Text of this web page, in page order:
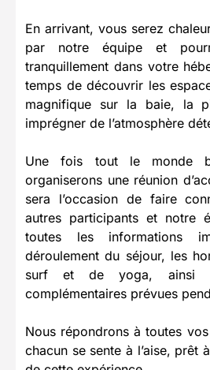
En arrivant, vous serez
par notre équipe et
tranquillement dans votre
temps de découvrir les
magnifique sur la baie, la
imprégner de l’atmosphère
Une fois tout le monde
organiserons une réunion
sera l’occasion de faire
autres participants et notre
toutes les informations
déroulement du séjour, les
surf et de yoga, ainsi
complémentaires prévues
Nous répondrons à toutes
chacun se sente à l’aise, prêt